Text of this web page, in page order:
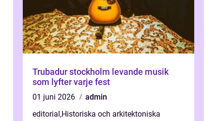
Trubadur stockholm levande musik
som lyfter varje fest
01 juni 2026
admin
editorial ,Historiska och arkitektoniska